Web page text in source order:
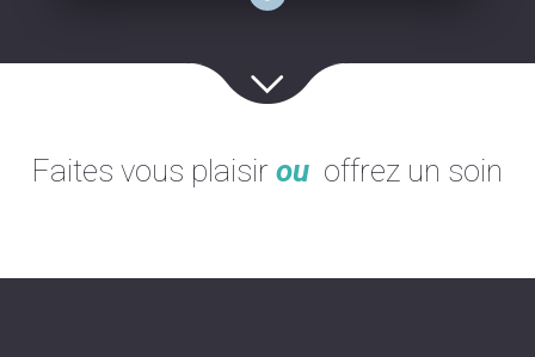
Faites vous plaisir ou offrez un soin